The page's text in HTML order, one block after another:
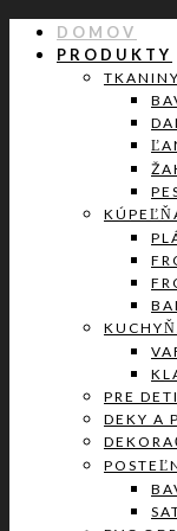
DOMOV
PRODUKTY
TKANINY
PRE DETI
DEKY A